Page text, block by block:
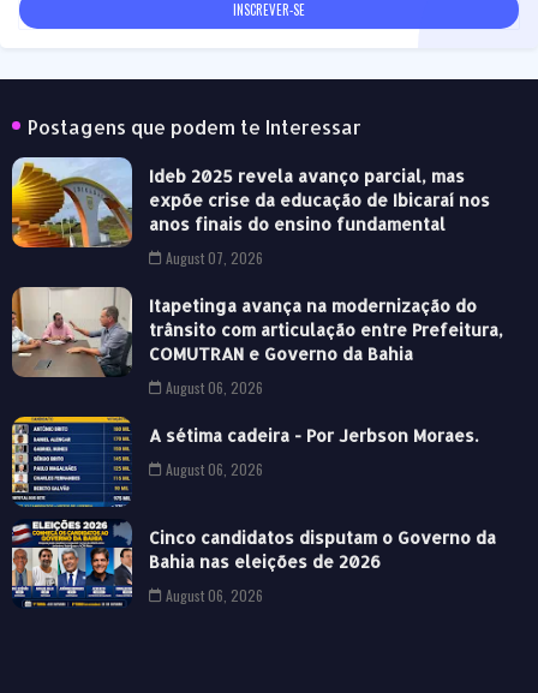
Postagens que podem te Interessar
Ideb 2025 revela avanço parcial, mas
expõe crise da educação de Ibicaraí nos
anos finais do ensino fundamental
August 07, 2026
Itapetinga avança na modernização do
trânsito com articulação entre Prefeitura,
COMUTRAN e Governo da Bahia
August 06, 2026
A sétima cadeira - Por Jerbson Moraes.
August 06, 2026
Cinco candidatos disputam o Governo da
Bahia nas eleições de 2026
August 06, 2026